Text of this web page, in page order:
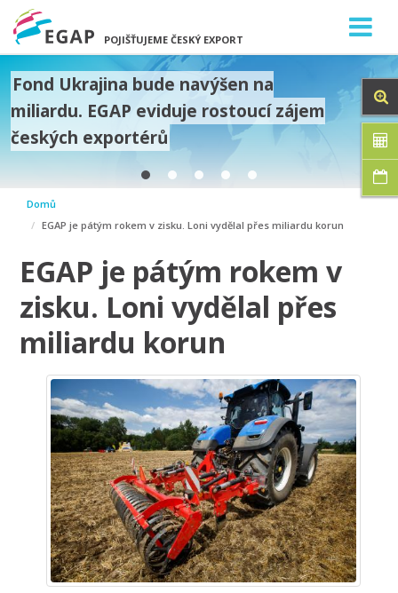
POJIŠŤUJEME ČESKÝ EXPORT
Fond Ukrajina bude navýšen na
miliardu. EGAP eviduje rostoucí zájem
českých exportérů
Domů
EGAP je pátým rokem v zisku. Loni vydělal přes miliardu korun
EGAP je pátým rokem v
zisku. Loni vydělal přes
miliardu korun